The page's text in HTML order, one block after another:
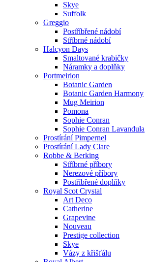
Skye
Suffolk
Greggio
Postříbřené nádobí
Stříbrné nádobí
Halcyon Days
Smaltované krabičky
Náramky a doplňky
Portmeirion
Botanic Garden
Botanic Garden Harmony
Mug Meirion
Pomona
Sophie Conran
Sophie Conran Lavandula
Prostírání Pimpernel
Prostírání Lady Clare
Robbe & Berking
Stříbrné příbory
Nerezové příbory
Postříbřené doplňky
Royal Scot Crystal
Art Deco
Catherine
Grapevine
Nouveau
Prestige collection
Skye
Vázy z křišťálu